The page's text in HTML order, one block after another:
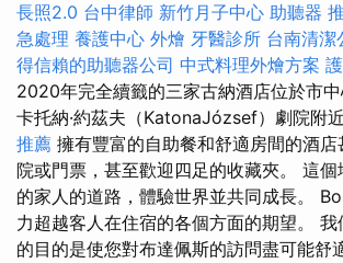
長照2.0 台中律師 新竹月子中心 助聽器
急處理 養護中心 外燴 牙醫診所 台南清潔
得信賴的助聽器公司 中式料理外燴方案
2020年完全續籤的三家古納酒店位於市
卡托納·約茲夫（KatonaJózsef）劇院附
推薦 擁有豐富的自助餐和舒適房間的酒
院或門票，甚至歡迎四足的收藏夾。 這
的家人的道路，體驗世界並共同成長。
力超越客人在住宿的各個方面的期望。
的目的是使您對布達佩斯的訪問盡可能舒